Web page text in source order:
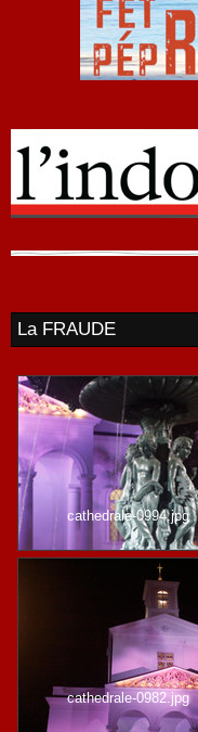
La FRAUDE
cathedrale-0994.jpg
cathedrale-0982.jpg